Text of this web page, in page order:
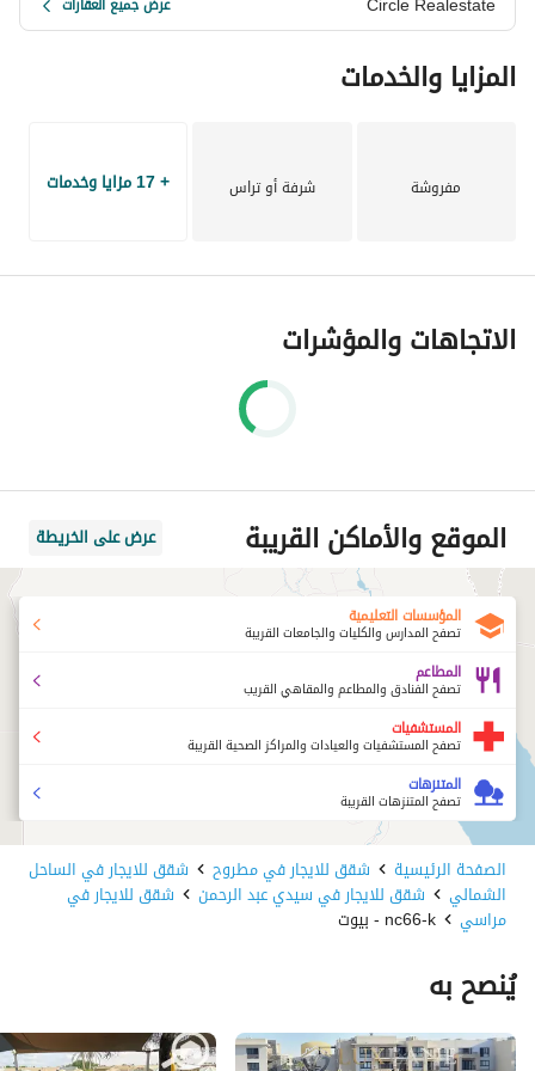
العقاري المصري.
nc66-k
المزايا والخدمات
مفروشة شرفة أو تراس + 17 مزايا وخدمات
الاتجاهات والمؤشرات
الموقع والأماكن القريبة عرض على الخريطة
المؤسسات التعليمية
تصفح المدارس والكليات والجامعات القريبة
المطاعم
تصفح الفنادق والمطاعم والمقاهي القريب
المستشفيات
تصفح المستشفيات والعيادات والمراكز الصحية القريبة
المتنزهات
تصفح المتنزهات القريبة
الصفحة الرئيسية شقق للايجار في مطروح شقق للايجار في الساحل
الشمالي شقق للايجار في سيدي عبد الرحمن شقق للايجار في
مراسي nc66-k - بيوت
يُنصح به